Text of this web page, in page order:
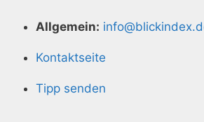
Allgemein:
Kontaktseite
Tipp senden